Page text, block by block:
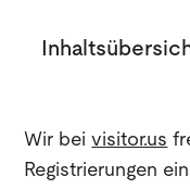
Was sind
Kosten
Wir beivisitor.us
Registrierungen